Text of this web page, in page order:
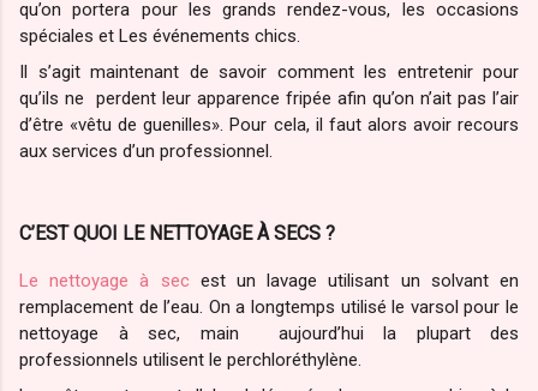
qu’on portera pour les grands rendez-vous, les occasions
spéciales et Les événements chics.
Il s’agit maintenant de savoir comment les entretenir pour
qu’ils ne perdent leur apparence fripée afin qu’on n’ait pas l’air
d’être «vêtu de guenilles». Pour cela, il faut alors avoir recours
aux services d’un professionnel.
C’EST QUOI LE NETTOYAGE À SECS ?
Le nettoyage à sec est un lavage utilisant un solvant en
remplacement de l’eau. On a longtemps utilisé le varsol pour le
nettoyage à sec, main aujourd’hui la plupart des
professionnels utilisent le perchloréthylène.